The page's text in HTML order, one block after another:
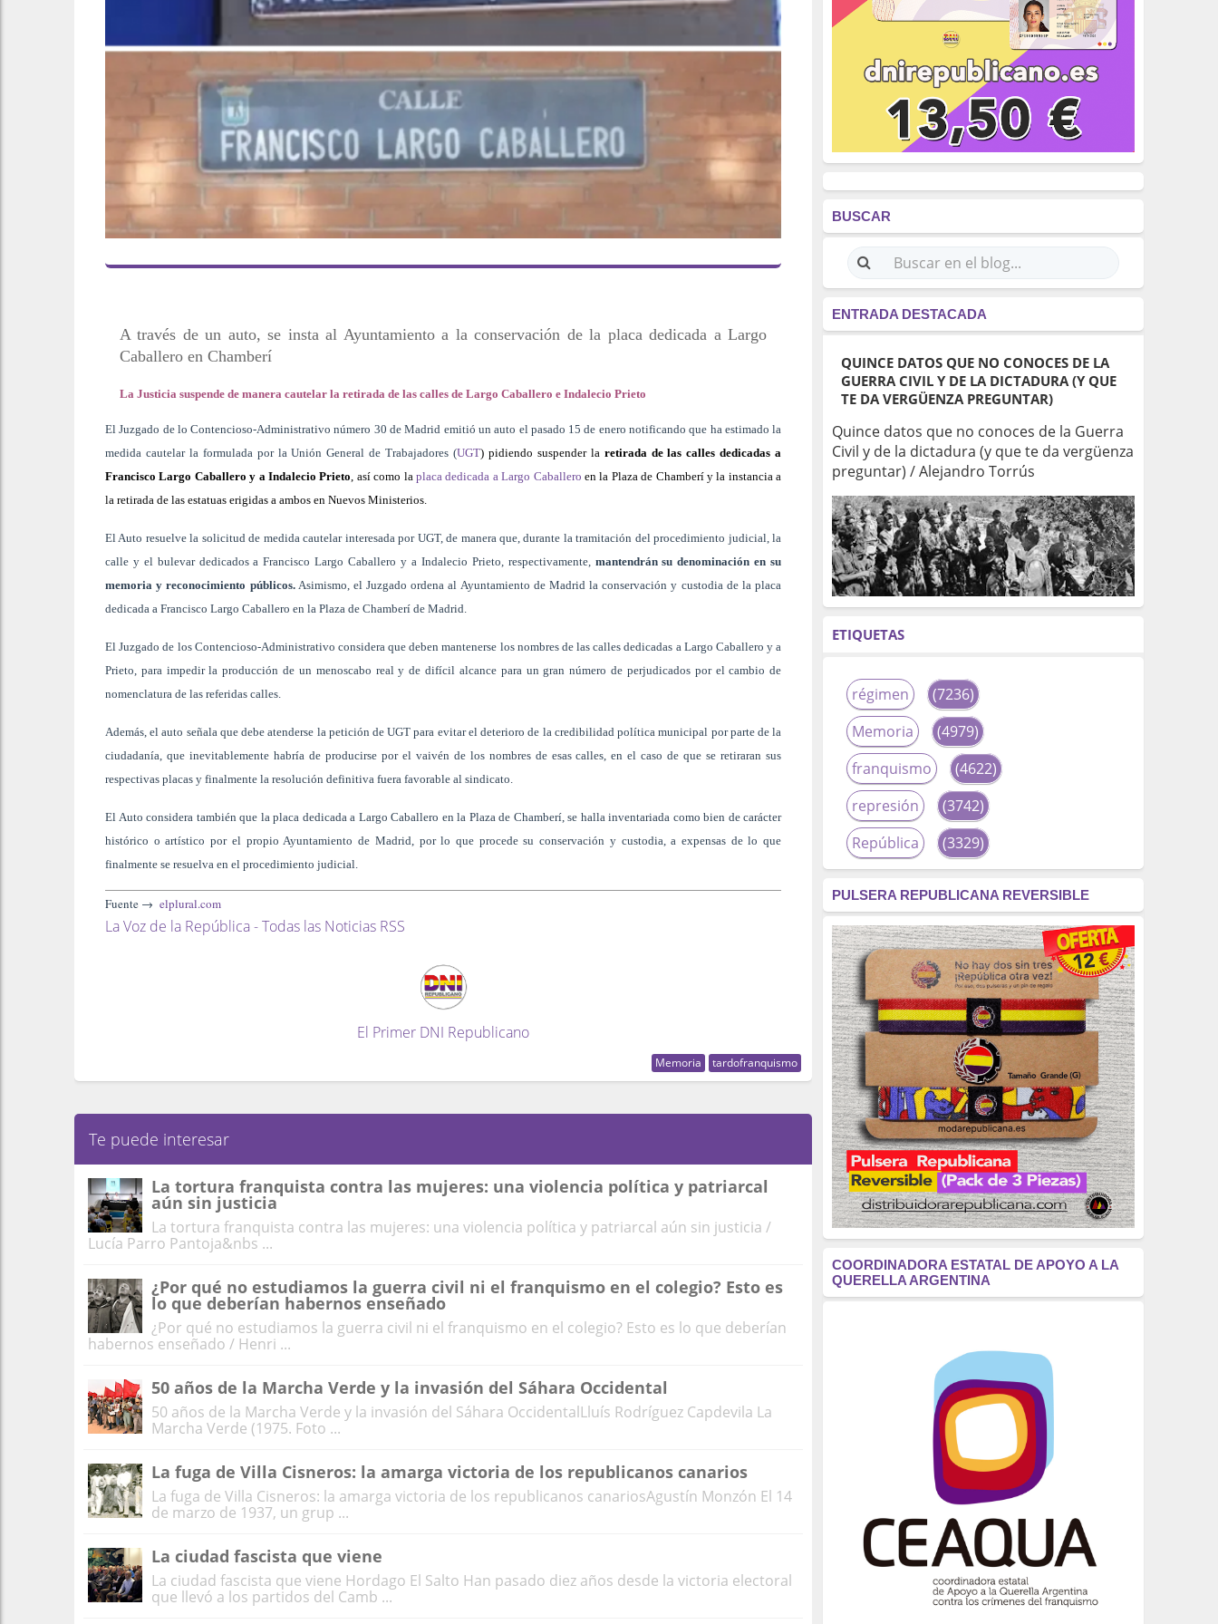
A través de un auto, se insta al Ayuntamiento a la conservación de la placa dedicada a Largo
Caballero en Chamberí
La Justicia suspende de manera cautelar la retirada de las calles de Largo Caballero e Indalecio Prieto
El Juzgado de lo Contencioso-Administrativo número 30 de Madrid emitió un auto el pasado 15 de enero notificando que ha estimado la
medida cautelar la formulada por la Unión General de Trabajadores (UGT) pidiendo suspender la retirada de las calles dedicadas a
Francisco Largo Caballero y a Indalecio Prieto , así como laplaca dedicada a Largo Caballero en la Plaza de Chamberí y la instancia a
la retirada de las estatuas erigidas a ambos en Nuevos Ministerios.
El Auto resuelve la solicitud de medida cautelar interesada por UGT, de manera que, durante la tramitación del procedimiento judicial, la
calle y el bulevar dedicados a Francisco Largo Caballero y a Indalecio Prieto, respectivamente, mantendrán su denominación en su
memoria y reconocimiento públicos.Asimismo, el Juzgado ordena al Ayuntamiento de Madrid la conservación y custodia de la placa
dedicada a Francisco Largo Caballero en la Plaza de Chamberí de Madrid.
El Juzgado de los Contencioso-Administrativo considera que deben mantenerse los nombres de las calles dedicadas a Largo Caballero y a
Prieto, para impedir la producción de un menoscabo real y de difícil alcance para un gran número de perjudicados por el cambio de
nomenclatura de las referidas calles.
Además, el auto señala que debe atenderse la petición de UGT para evitar el deterioro de la credibilidad política municipal por parte de la
ciudadanía, que inevitablemente habría de producirse por el vaivén de los nombres de esas calles, en el caso de que se retiraran sus
respectivas placas y finalmente la resolución definitiva fuera favorable al sindicato.
El Auto considera también que la placa dedicada a Largo Caballero en la Plaza de Chamberí, se halla inventariada como bien de carácter
histórico o artístico por el propio Ayuntamiento de Madrid, por lo que procede su conservación y custodia, a expensas de lo que
finalmente se resuelva en el procedimiento judicial.
Fuente → elplural.com
La Voz de la República - Todas las Noticias RSS
El Primer DNI Republicano
Memoria tardofranquismo
Te puede interesar
La tortura franquista contra las mujeres: una violencia política y patriarcal
aún sin justicia
La tortura franquista contra las mujeres: una violencia política y patriarcal aún sin justicia /
Lucía Parro Pantoja&nbs ...
¿Por qué no estudiamos la guerra civil ni el franquismo en el colegio? Esto es
lo que deberían habernos enseñado
¿Por qué no estudiamos la guerra civil ni el franquismo en el colegio? Esto es lo que deberían
habernos enseñado / Henri ...
50 años de la Marcha Verde y la invasión del Sáhara Occidental
50 años de la Marcha Verde y la invasión del Sáhara OccidentalLluís Rodríguez Capdevila La
Marcha Verde (1975. Foto ...
La fuga de Villa Cisneros: la amarga victoria de los republicanos canarios
La fuga de Villa Cisneros: la amarga victoria de los republicanos canariosAgustín Monzón El 14
de marzo de 1937, un grup ...
La ciudad fascista que viene
La ciudad fascista que viene Hordago El Salto Han pasado diez años desde la victoria electoral
que llevó a los partidos del Camb ...
BUSCAR
ENTRADA DESTACADA
QUINCE DATOS QUE NO CONOCES DE LA
GUERRA CIVIL Y DE LA DICTADURA (Y QUE
TE DA VERGÜENZA PREGUNTAR)
Quince datos que no conoces de la Guerra
Civil y de la dictadura (y que te da vergüenza
preguntar) / Alejandro Torrús
ETIQUETAS
régimen
(7236)
Memoria
(4979)
franquismo
(4622)
represión
(3742)
República
(3329)
fascismo
(2677)
tardofranquismo
(2320)
Actualidad
(2319)
monarquía
(2253)
borbones
(2176)
Cultura
(2163)
Guerra
(1674)
genocidio
(1234)
mujer
(1070)
Eventos
(914)
Crímenes del franquismo
(721)
(699)
(607)
neofranquismo
(567)
Justicia Universal
Derechos Humanos
(522)
Nacionalcatolicismo
(514)
PULSERA REPUBLICANA REVERSIBLE
COORDINADORA ESTATAL DE APOYO A LA
QUERELLA ARGENTINA